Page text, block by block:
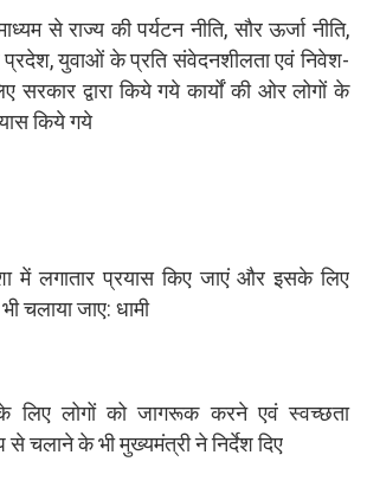
से राज्य की पर्यटन नीति, सौर ऊर्जा नीति,
प्रदेश, युवाओं के प्रति संवेदनशीलता एवं निवेश-
सरकार द्वारा किये गये कार्यों की ओर लोगों के
किये गये
में लगातार प्रयास किए जाएं और इसके लिए
चलाया जाए: धामी
लिए लोगों को जागरूक करने एवं स्वच्छता
से चलाने के भी मुख्यमंत्री ने निर्देश दिए